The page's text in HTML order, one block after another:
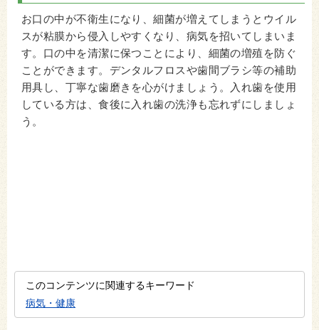
お口の中が不衛生になり、細菌が増えてしまうとウイル
スが粘膜から侵入しやすくなり、病気を招いてしまいま
す。口の中を清潔に保つことにより、細菌の増殖を防ぐ
ことができます。デンタルフロスや歯間ブラシ等の補助
用具し、丁寧な歯磨きを心がけましょう。入れ歯を使用
している方は、食後に入れ歯の洗浄も忘れずにしましょ
う。
このコンテンツに関連するキーワード
病気・健康